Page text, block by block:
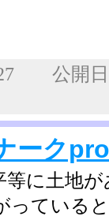
27 公開
ーク
等に土地
っている